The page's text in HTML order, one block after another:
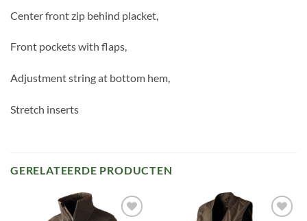
Center front zip behind placket,
Front pockets with flaps,
Adjustment string at bottom hem,
Stretch inserts
GERELATEERDE PRODUCTEN